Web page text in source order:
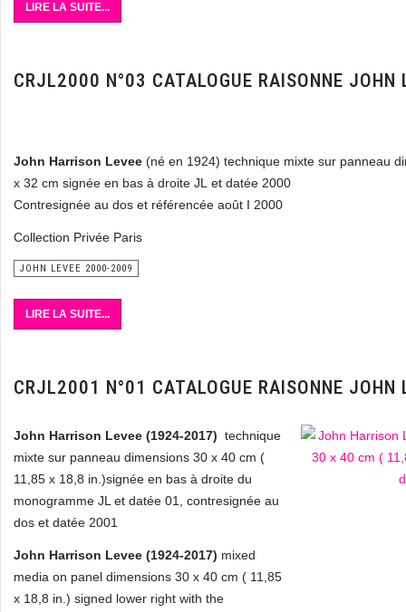
LIRE LA SUITE...
CRJL2000 N°03 CATALOGUE RAISONNE JOHN
John Harrison Levee (né en 1924) technique mixte sur panneau
x 32 cm signée en bas à droite JL et datée 2000
Contresignée au dos et référencée août I 2000
Collection Privée Paris
JOHN LEVEE 2000-2009
LIRE LA SUITE...
CRJL2001 N°01 CATALOGUE RAISONNE JOHN
John Harrison Levee (1924-2017) technique
mixte sur panneau dimensions 30 x 40 cm (
11,85 x 18,8 in.)signée en bas à droite du
monogramme JL et datée 01, contresignée au
dos et datée 2001
John Harrison Levee (1924-2017) mixed
media on panel dimensions 30 x 40 cm ( 11,85
x 18,8 in.) signed lower right with the